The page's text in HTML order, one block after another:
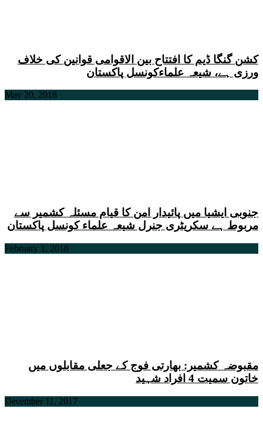
کشن گنگا ڈیم کا افتتاح بین الاقوامی قوانین کی خلاف
ورزی ہے، شیعہ علماءکونسل پاکستان
May 20, 2018
جنوبی ایشیا میں پائیدار امن کا قیام مسئلہ کشمیر سے
مربوط ہے سکریٹری جنرل شیعہ علماء کونسل پاکستان
February 1, 2018
مقبوضہ کشمیر: بھارتی فوج کے جعلی مقابلوں میں
خاتون سمیت 4 افراد شہید
December 11, 2017